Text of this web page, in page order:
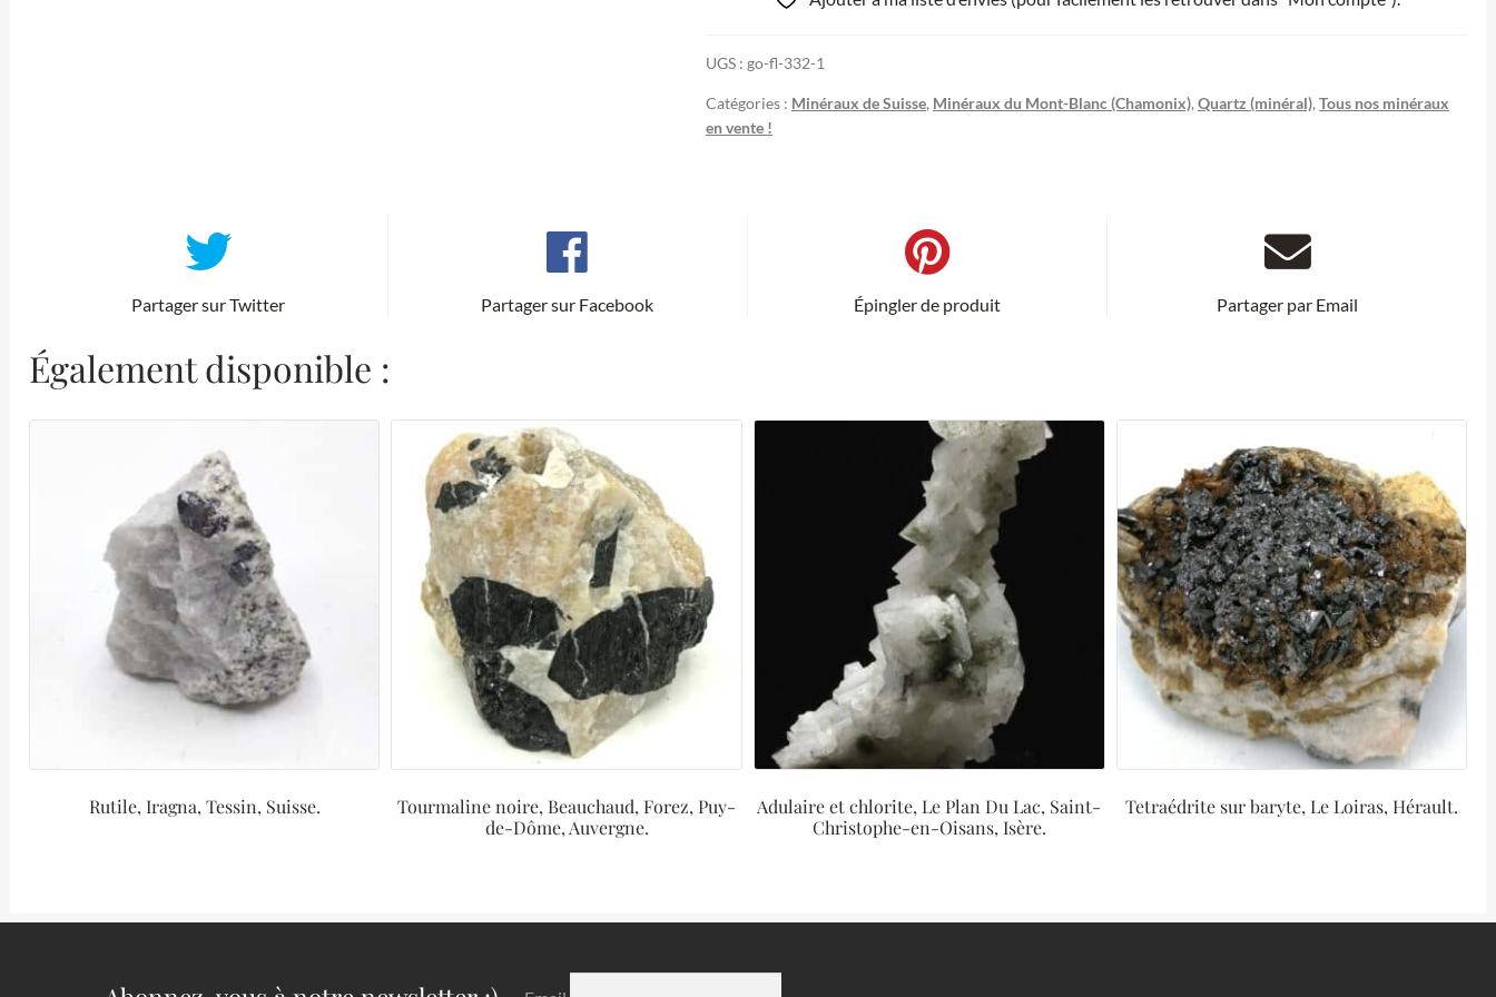
Noir,
Valais,
Suisse.
UGS : go-fl-332-1
Catégories : Minéraux de Suisse, Minéraux du Mont-Blanc (Chamonix), Quartz (minéral), Tous nos minéraux
en vente !
Partager sur Twitter Partager sur Facebook Épingler de produit Partager par Email
Également disponible :
Rutile, Iragna, Tessin, Suisse.
Tourmaline noire, Beauchaud, Forez, Puy-
de-Dôme, Auvergne.
Adulaire et chlorite, Le Plan Du Lac, Saint-
Christophe-en-Oisans, Isère.
Tetraédrite sur baryte, Le Loiras, Hérault.